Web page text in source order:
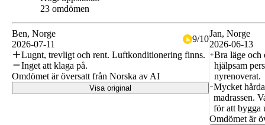
23 omdömen
Ben, Norge
2026-07-11
9/10
Lugnt, trevligt och rent. Luftkonditionering finns.
Inget att klaga på.
Omdömet är översatt från Norska av AI
Visa original
Jan, Norge
2026-06-13
Bra läge och
hjälpsam
nyrenoverat.
Mycket
madrassen.
för att bygga
Omdömet är